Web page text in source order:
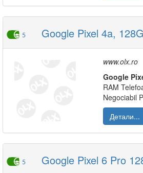
5 Google Pixel 4a,
www.olx.ro
Google
RAM
Negociabil
Детали...
5 Google Pixel 6 Pro